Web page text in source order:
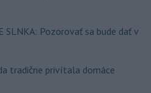
SLNKA: Pozorovať sa bude dať v
tradične privítala domáce